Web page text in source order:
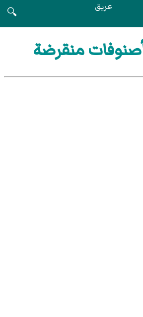
عريق
🔍
منقرضة